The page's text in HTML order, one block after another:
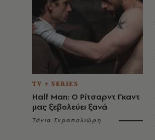
TV + SERIES
Half Man: Ο Ρίτσαρντ Γκαντ
μας ξεβολεύει ξανά
Τάνια Σκραπαλιώρη